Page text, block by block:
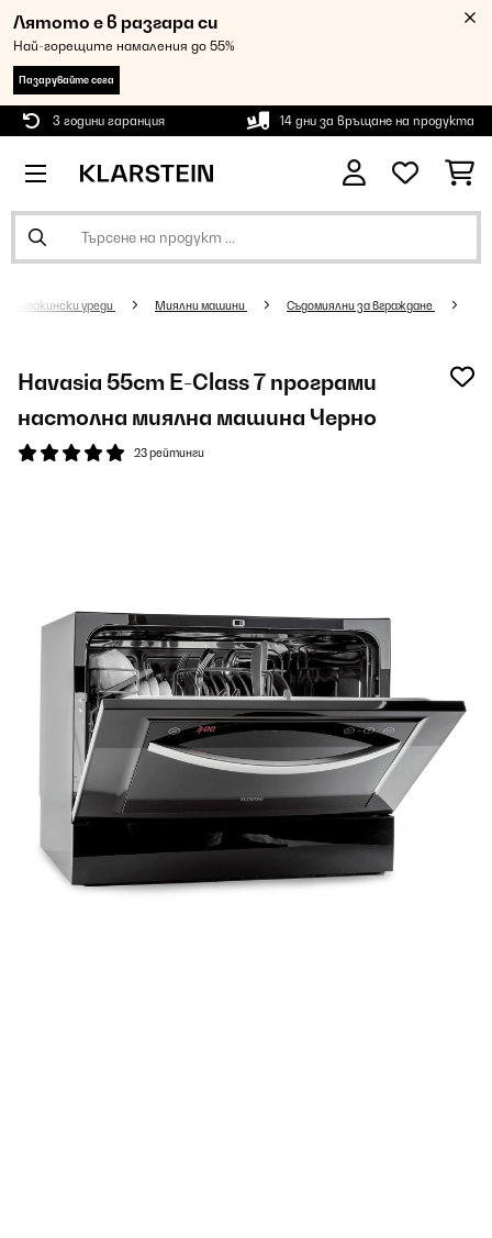
Лятото е в разгара си
Най-горещите намаления до 55%
Пазарувайте сега
3 години гаранция 14 дни за връщане на продукта
Домакински уреди Миялни машини Съдомиялни за вграждане
Havasia 55cm E-Class 7 програми
настолна миялна машина Черно
23 рейтинги